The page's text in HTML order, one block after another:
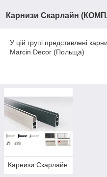
Карнизи Скарлайн
У цій групі представлені
Marcin Decor (Польща)
Карнизи Скарлайн